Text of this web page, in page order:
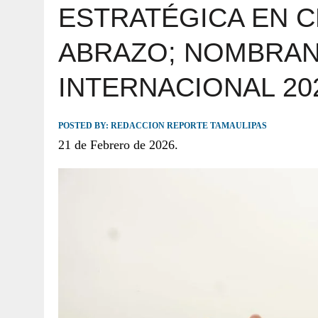
JULIO 30, 2026 | TAMAULIPAS TE INVITA A DESCUBRIR EL
ESTRATÉGICA EN
ABRAZO;
INTERNACIONAL
POSTED BY: REDACCION REPORTE TAMAULIPAS
21 de Febrero de 2026.